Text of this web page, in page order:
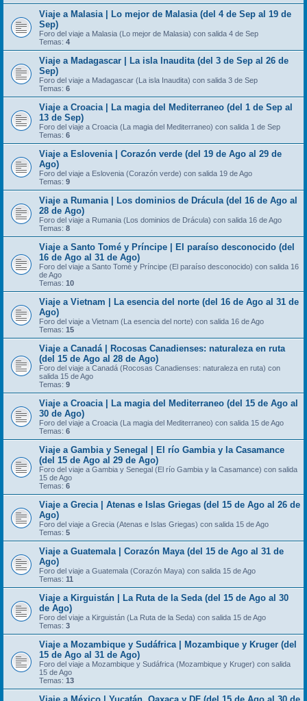
Viaje a Malasia | Lo mejor de Malasia (del 4 de Sep al 19 de
Sep)
Foro del viaje a Malasia (Lo mejor de Malasia) con salida 4 de Sep
Temas: 4
Viaje a Madagascar | La isla Inaudita (del 3 de Sep al 26 de
Sep)
Foro del viaje a Madagascar (La isla Inaudita) con salida 3 de Sep
Temas: 6
Viaje a Croacia | La magia del Mediterraneo (del 1 de Sep al
13 de Sep)
Foro del viaje a Croacia (La magia del Mediterraneo) con salida 1 de Sep
Temas: 6
Viaje a Eslovenia | Corazón verde (del 19 de Ago al 29 de
Ago)
Foro del viaje a Eslovenia (Corazón verde) con salida 19 de Ago
Temas: 9
Viaje a Rumania | Los dominios de Drácula (del 16 de Ago al
28 de Ago)
Foro del viaje a Rumania (Los dominios de Drácula) con salida 16 de Ago
Temas: 8
Viaje a Santo Tomé y Príncipe | El paraíso desconocido (del
16 de Ago al 31 de Ago)
Foro del viaje a Santo Tomé y Príncipe (El paraíso desconocido) con salida 16
de Ago
Temas: 10
Viaje a Vietnam | La esencia del norte (del 16 de Ago al 31 de
Ago)
Foro del viaje a Vietnam (La esencia del norte) con salida 16 de Ago
Temas: 15
Viaje a Canadá | Rocosas Canadienses: naturaleza en ruta
(del 15 de Ago al 28 de Ago)
Foro del viaje a Canadá (Rocosas Canadienses: naturaleza en ruta) con
salida 15 de Ago
Temas: 9
Viaje a Croacia | La magia del Mediterraneo (del 15 de Ago al
30 de Ago)
Foro del viaje a Croacia (La magia del Mediterraneo) con salida 15 de Ago
Temas: 6
Viaje a Gambia y Senegal | El río Gambia y la Casamance
(del 15 de Ago al 29 de Ago)
Foro del viaje a Gambia y Senegal (El río Gambia y la Casamance) con salida
15 de Ago
Temas: 6
Viaje a Grecia | Atenas e Islas Griegas (del 15 de Ago al 26 de
Ago)
Foro del viaje a Grecia (Atenas e Islas Griegas) con salida 15 de Ago
Temas: 5
Viaje a Guatemala | Corazón Maya (del 15 de Ago al 31 de
Ago)
Foro del viaje a Guatemala (Corazón Maya) con salida 15 de Ago
Temas: 11
Viaje a Kirguistán | La Ruta de la Seda (del 15 de Ago al 30
de Ago)
Foro del viaje a Kirguistán (La Ruta de la Seda) con salida 15 de Ago
Temas: 3
Viaje a Mozambique y Sudáfrica | Mozambique y Kruger (del
15 de Ago al 31 de Ago)
Foro del viaje a Mozambique y Sudáfrica (Mozambique y Kruger) con salida
15 de Ago
Temas: 13